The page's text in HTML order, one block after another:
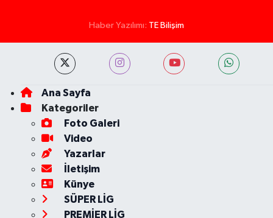
Haber Yazılımı: TE Bilişim
Ana Sayfa
Kategoriler
Foto Galeri
Video
Yazarlar
İletişim
Künye
SÜPER LİG
PREMİER LİG